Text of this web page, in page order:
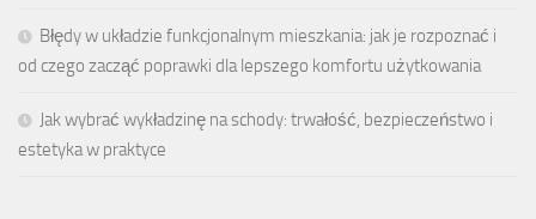
Błędy w układzie funkcjonalnym mieszkania: jak je rozpoznać i
od czego zacząć poprawki dla lepszego komfortu użytkowania
Jak wybrać wykładzinę na schody: trwałość, bezpieczeństwo i
estetyka w praktyce